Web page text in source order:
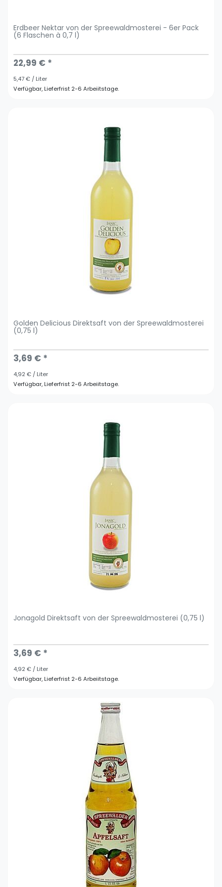
Erdbeer Nektar von der Spreewaldmosterei - 6er Pack
(6 Flaschen à 0,7 l)
22,99 € *
5,47 € / Liter
Verfügbar, Lieferfrist 2-6 Arbeiitstage.
Golden Delicious Direktsaft von der Spreewaldmosterei
(0,75 l)
3,69 € *
4,92 € / Liter
Verfügbar, Lieferfrist 2-6 Arbeiitstage.
Jonagold Direktsaft von der Spreewaldmosterei (0,75 l)
3,69 € *
4,92 € / Liter
Verfügbar, Lieferfrist 2-6 Arbeiitstage.